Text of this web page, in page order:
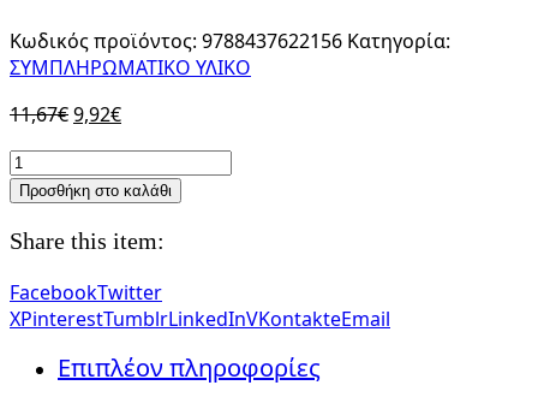
Κωδικός προϊόντος: 9788437622156 Κατηγορία:
ΣΥΜΠΛΗΡΩΜΑΤΙΚΟ ΥΛΙΚΟ
11,67€Original
was:
11,67€.
9,92€Η
τιμή
είναι:
DON
QUIJOTE
DE
LA
II
(CATEDRA)
Προσθήκη στο καλάθι
Share this item:
FacebookTwitter
XPinterestTumblrLinkedInVKontakteEmail
Επιπλέον πληροφορίες